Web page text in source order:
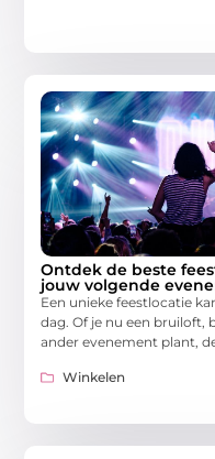
Ontdek de beste
jouw volgende
Een unieke feestlocatie
dag. Of je nu een bruiloft,
ander evenement plant,
Winkelen